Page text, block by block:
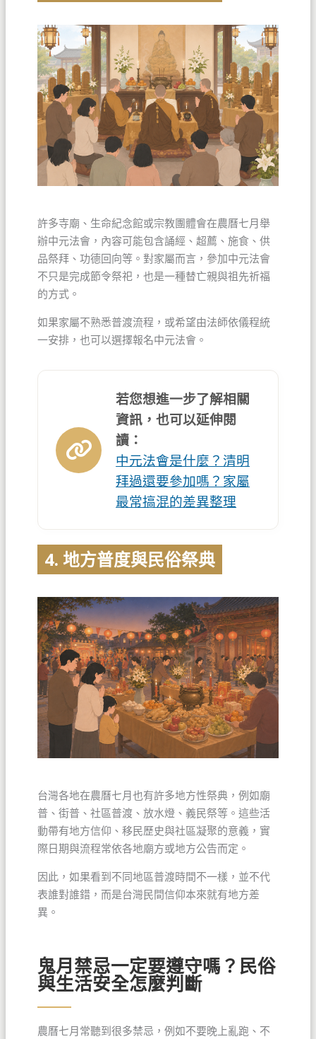
許多寺廟、生命紀念館或宗教團體會在農曆七月舉
辦中元法會，內容可能包含誦經、超薦、施食、供
品祭拜、功德回向等。對家屬而言，參加中元法會
不只是完成節令祭祀，也是一種替亡親與祖先祈福
的方式。
如果家屬不熟悉普渡流程，或希望由法師依儀程統
一安排，也可以選擇報名中元法會。
若您想進一步了解相關
資訊，也可以延伸閱
讀：
中元法會是什麼？清明
拜過還要參加嗎？家屬
最常搞混的差異整理
4. 地方普度與民俗祭典
台灣各地在農曆七月也有許多地方性祭典，例如廟
普、街普、社區普渡、放水燈、義民祭等。這些活
動帶有地方信仰、移民歷史與社區凝聚的意義，實
際日期與流程常依各地廟方或地方公告而定。
因此，如果看到不同地區普渡時間不一樣，並不代
表誰對誰錯，而是台灣民間信仰本來就有地方差
異。
鬼月禁忌一定要遵守嗎？民俗
與生活安全怎麼判斷
農曆七月常聽到很多禁忌，例如不要晚上亂跑、不